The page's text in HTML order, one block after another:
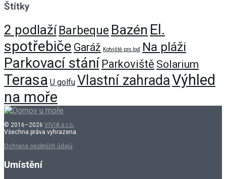
Štítky
2 podlaží Barbeque Bazén El.
spotřebiče Garáž Kotviště pro loď Na pláži
Parkovací stání Parkoviště Solarium
Terasa U golfu Vlastní zahradaVýhled
na moře
© 2016–2026 VIVIA s.r.o.
Všechna práva vyhrazena.
Ochrana osobních údajů
Umístění